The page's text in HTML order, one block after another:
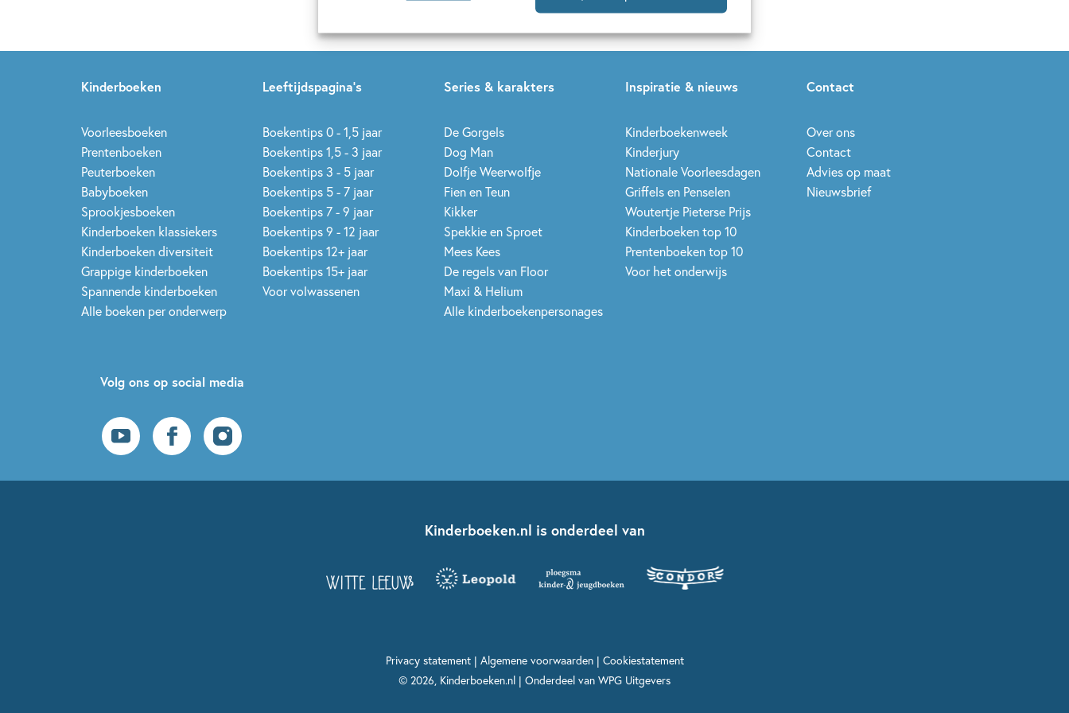
Kinderboeken
Voorleesboeken
Prentenboeken
Peuterboeken
Babyboeken
Sprookjesboeken
Kinderboeken klassiekers
Kinderboeken diversiteit
Grappige kinderboeken
Spannende kinderboeken
Alle boeken per onderwerp
Leeftijdspagina’s
Boekentips 0 - 1,5 jaar
Boekentips 1,5 - 3 jaar
Boekentips 3 - 5 jaar
Boekentips 5 - 7 jaar
Boekentips 7 - 9 jaar
Boekentips 9 - 12 jaar
Boekentips 12+ jaar
Boekentips 15+ jaar
Voor volwassenen
Series & karakters
De Gorgels
Dog Man
Dolfje Weerwolfje
Fien en Teun
Kikker
Spekkie en Sproet
Mees Kees
De regels van Floor
Maxi & Helium
Alle kinderboekenpersonages
Inspiratie & nieuws
Kinderboekenweek
Kinderjury
Nationale Voorleesdagen
Griffels en Penselen
Woutertje Pieterse Prijs
Kinderboeken top 10
Prentenboeken top 10
Voor het onderwijs
Contact
Over ons
Contact
Advies op maat
Nieuwsbrief
Volg ons op social media
Kinderboeken.nl is onderdeel van
Privacy statement| Algemene voorwaarden| Cookiestatement
© 2026, Kinderboeken.nl | Onderdeel van WPG Uitgevers